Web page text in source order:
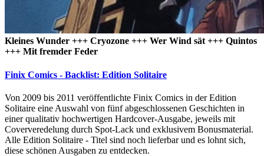
Kleines Wunder +++ Cryozone +++ Wer Wind sät +++ Quintos
+++ Mit fremder Feder
Finix Comics - Backlist: Edition Solitaire
Von 2009 bis 2011 veröffentlichte Finix Comics in der Edition
Solitaire eine Auswahl von fünf abgeschlossenen Geschichten in
einer qualitativ hochwertigen Hardcover-Ausgabe, jeweils mit
Coververedelung durch Spot-Lack und exklusivem Bonusmaterial.
Alle Edition Solitaire - Titel sind noch lieferbar und es lohnt sich,
diese schönen Ausgaben zu entdecken.